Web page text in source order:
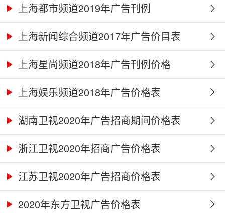
上海都市频道2019年广告刊例
上海新闻综合频道2017年广告价目表
上海星尚频道2018年广告刊例价格
上海娱乐频道2018年广告价格表
湖南卫视2020年广告招商期间价格表
浙江卫视2020年招商广告价格表
江苏卫视2020年广告招商价格表
2020年东方卫视广告价格表